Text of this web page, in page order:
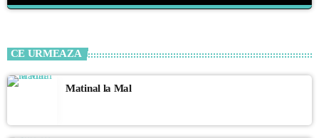
Selecție variată de muzică europeană, românească și internațională,
inclusiv artiști locali, playlisturi speciale pentru diferite momente ale
zilei
CE URMEAZA
Matinal la Mal